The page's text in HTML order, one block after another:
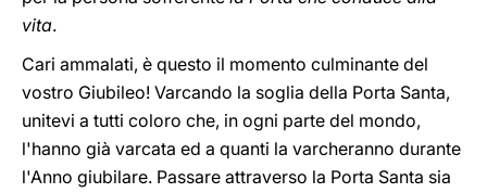
vita.
Cari ammalati, è questo il momento culminante del
vostro Giubileo! Varcando la soglia della Porta Santa,
unitevi a tutti coloro che, in ogni parte del mondo,
l'hanno già varcata ed a quanti la varcheranno durante
l'Anno giubilare. Passare attraverso la Porta Santa sia